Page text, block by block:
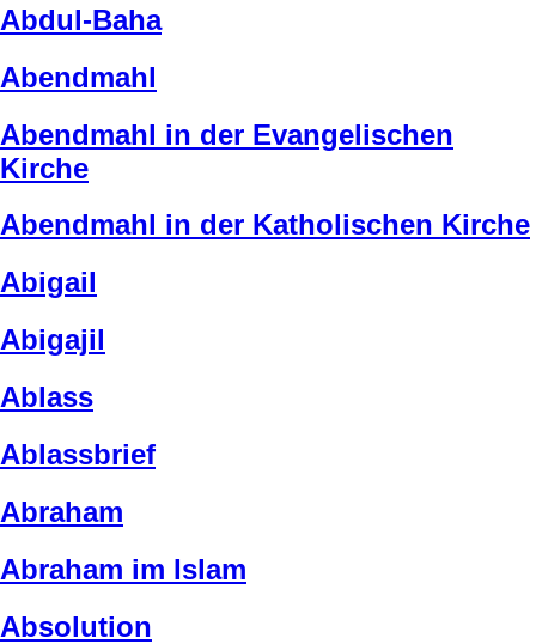
Abdul-Baha
Abendmahl
Abendmahl in der Evangelischen
Kirche
Abendmahl in der Katholischen Kirche
Abigail
Abigajil
Ablass
Ablassbrief
Abraham
Abraham im Islam
Absolution